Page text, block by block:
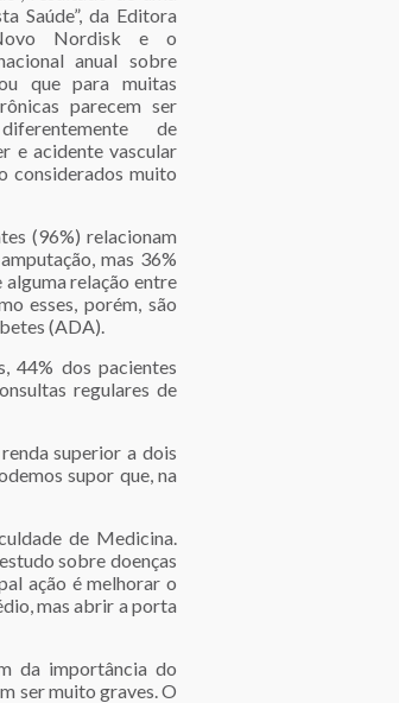
Saúde”, da Editora
Nordisk e o
anual sobre
que para muitas
parecem ser
de
e acidente vascular
considerados muito
(96%) relacionam
mas 36%
relação entre
esses, porém, são
(ADA).
44% dos pacientes
regulares de
superior a dois
supor que, na
de Medicina.
sobre doenças
ação é melhorar o
mas abrir a porta
da importância do
ser muito graves. O